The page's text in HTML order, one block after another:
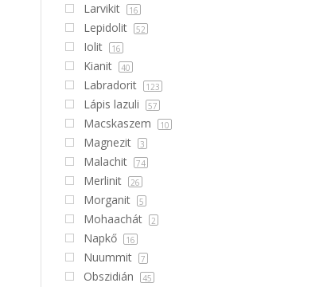
Larvikit 16
Lepidolit 52
Iolit 16
Kianit 40
Labradorit 123
Lápis lazuli 57
Macskaszem 10
Magnezit 3
Malachit 74
Merlinit 26
Morganit 5
Mohaachát 2
Napkő 16
Nuummit 7
Obszidián 45